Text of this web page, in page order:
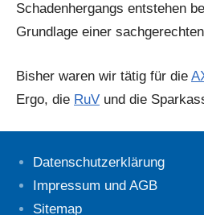
Schadenhergangs entstehen
Grundlage einer
Bisher waren wir tätig für die
Ergo, die RuV und die
Datenschutzerklärung
Impressum und AGB
Sitemap